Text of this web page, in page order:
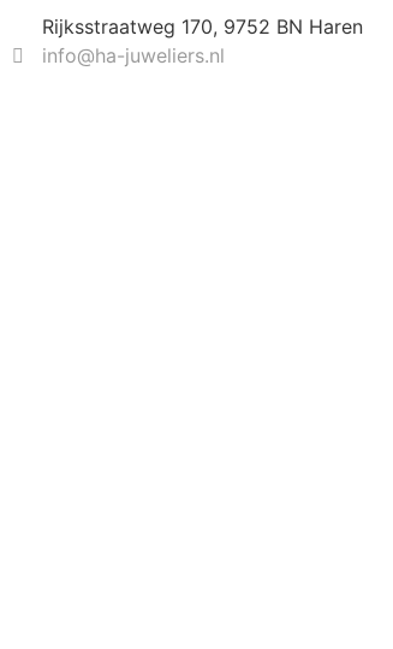
Rijksstraatweg 170, 9752 BN Haren
info@ha-juweliers.nl